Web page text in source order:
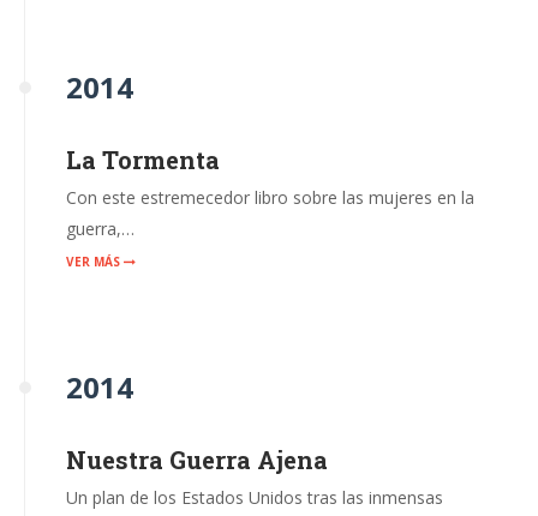
2014
La Tormenta
Con este estremecedor libro sobre las mujeres en la
guerra,…
VER MÁS
2014
Nuestra Guerra Ajena
Un plan de los Estados Unidos tras las inmensas